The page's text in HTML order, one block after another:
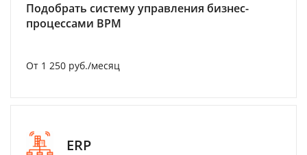
Подобрать систему управления бизнес-
процессами BPM
От 1 250 руб./месяц
ERP